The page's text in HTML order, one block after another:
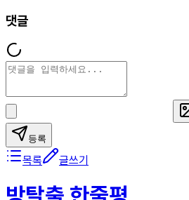
댓글
등록
목록 글쓰기